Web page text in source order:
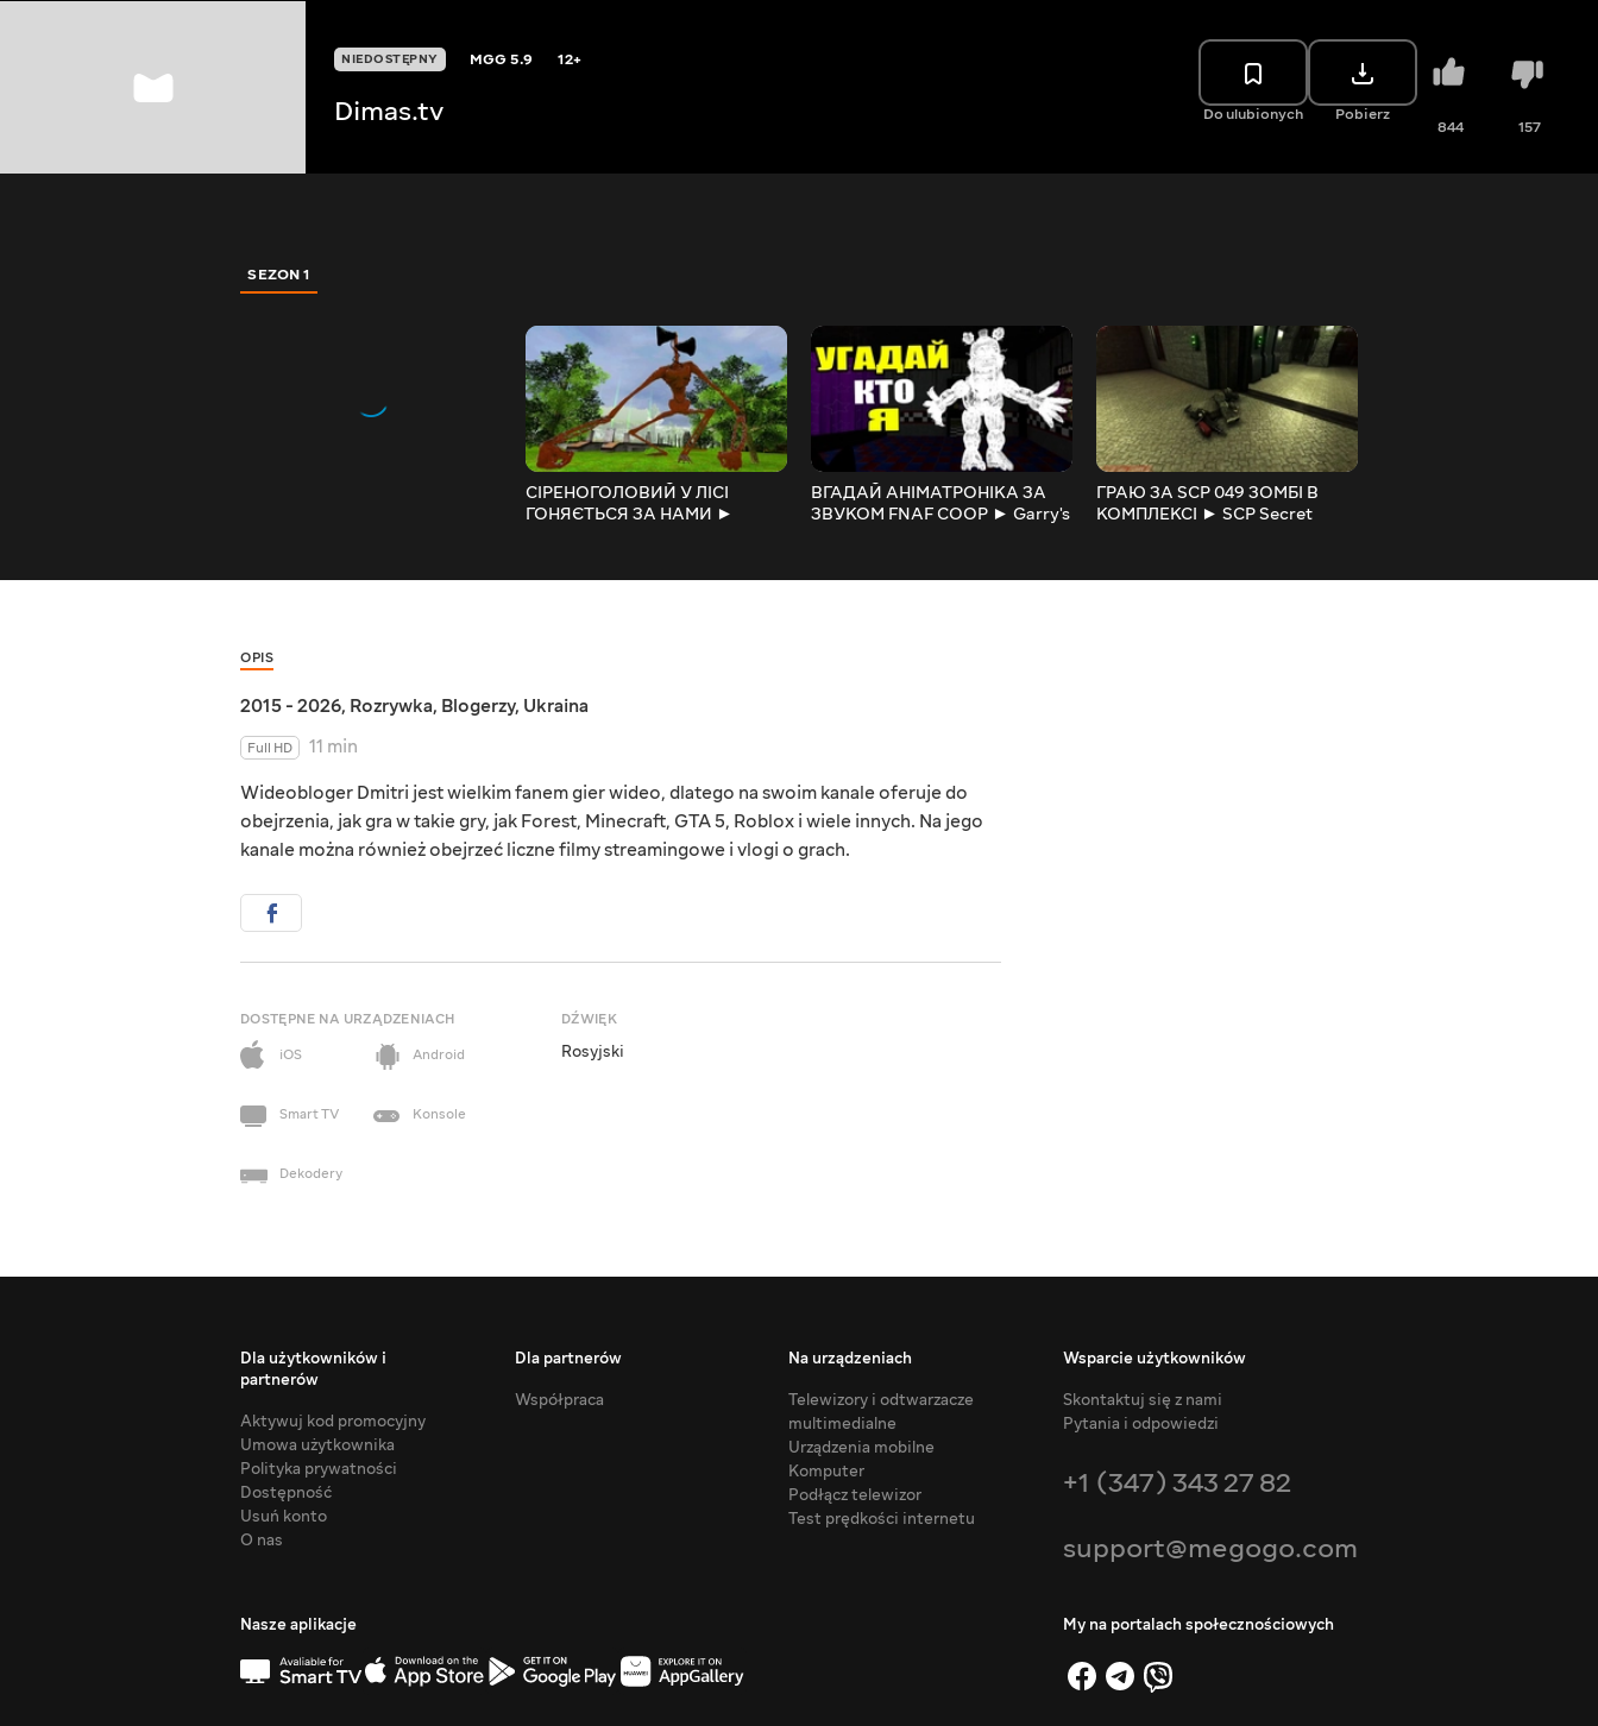
NIEDOSTĘPNY MGG5.9 12+
Dimas.tv Do ulubionych Pobierz
844 157
SEZON 1
СІРЕНОГОЛОВИЙ У ЛІСІ
ГОНЯЄТЬСЯ ЗА НАМИ ►
ВГАДАЙ АНІМАТРОНІКА ЗА
ЗВУКОМ FNAF COOP ► Garry's
ГРАЮ ЗА SCP 049 ЗОМБІ В
КОМПЛЕКСІ ► SCP Secret
OPIS
2015 - 2026, Rozrywka, Blogerzy, Ukraina
Full HD
11 min
Wideobloger Dmitri jest wielkim fanem gier wideo, dlatego na swoim kanale oferuje do
obejrzenia, jak gra w takie gry, jak Forest, Minecraft, GTA 5, Roblox i wiele innych. Na jego
kanale można również obejrzeć liczne filmy streamingowe i vlogi o grach.
DOSTĘPNE NA URZĄDZENIACH
iOS
Android
Smart TV Konsole
Dekodery
DŹWIĘK
Rosyjski
Dla użytkowników i
partnerów
Aktywuj kod promocyjny
Umowa użytkownika
Polityka prywatności
Dostępność
Usuń konto
O nas
Dla partnerów
Współpraca
Na urządzeniach
Telewizory i odtwarzacze
multimedialne
Urządzenia mobilne
Komputer
Podłącz telewizor
Test prędkości internetu
Wsparcie użytkowników
Skontaktuj się z nami
Pytania i odpowiedzi
+1 (347) 343 27 82
support@megogo.com
Nasze aplikacje My na portalach społecznościowych